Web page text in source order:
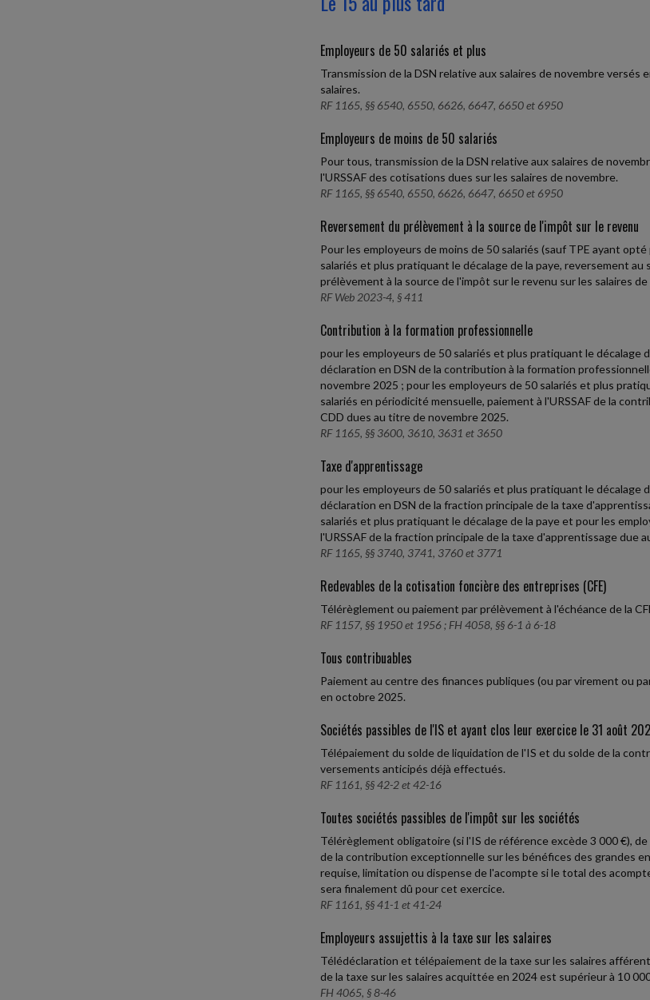
Employeurs de 50 salariés et plus
Transmission de la DSN relative aux salaires de novembre
salaires.
RF 1165, §§ 6540, 6550, 6626, 6647, 6650 et 6950
Employeurs de moins de 50 salariés
Pour tous, transmission de la DSN relative aux salaires de
l'URSSAF des cotisations dues sur les salaires de novembre.
RF 1165, §§ 6540, 6550, 6626, 6647, 6650 et 6950
Reversement du prélèvement à la source de l'impôt sur le revenu
Pour les employeurs de moins de 50 salariés (sauf TPE ayant
salariés et plus pratiquant le décalage de la paye, reversement
prélèvement à la source de l'impôt sur le revenu sur les salaires
RF Web 2023-4, § 411
Contribution à la formation professionnelle
pour les employeurs de 50 salariés et plus pratiquant le décalage
déclaration en DSN de la contribution à la formation
novembre 2025 ; pour les employeurs de 50 salariés et plus
salariés en périodicité mensuelle, paiement à l'URSSAF de la
CDD dues au titre de novembre 2025.
RF 1165, §§ 3600, 3610, 3631 et 3650
Taxe d'apprentissage
pour les employeurs de 50 salariés et plus pratiquant le décalage
déclaration en DSN de la fraction principale de la taxe
salariés et plus pratiquant le décalage de la paye et pour les
l'URSSAF de la fraction principale de la taxe d'apprentissage due
RF 1165, §§ 3740, 3741, 3760 et 3771
Redevables de la cotisation foncière des entreprises (CFE)
Télérèglement ou paiement par prélèvement à l'échéance de la
RF 1157, §§ 1950 et 1956 ; FH 4058, §§ 6-1 à 6-18
Tous contribuables
Paiement au centre des finances publiques (ou par virement ou
en octobre 2025.
Sociétés passibles de l'IS et ayant clos leur exercice le 31 août
Télépaiement du solde de liquidation de l'IS et du solde de la
versements anticipés déjà effectués.
RF 1161, §§ 42-2 et 42-16
Toutes sociétés passibles de l'impôt sur les sociétés
Télérèglement obligatoire (si l'IS de référence excède 3 000 €),
de la contribution exceptionnelle sur les bénéfices des grandes
requise, limitation ou dispense de l'acompte si le total des
sera finalement dû pour cet exercice.
RF 1161, §§ 41-1 et 41-24
Employeurs assujettis à la taxe sur les salaires
Télédéclaration et télépaiement de la taxe sur les salaires
de la taxe sur les salaires acquittée en 2024 est supérieur à 10
FH 4065, § 8-46